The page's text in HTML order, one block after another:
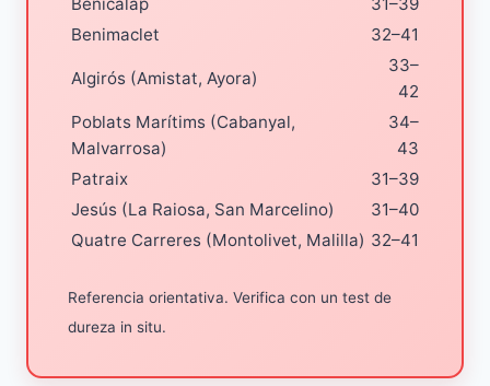
Benimaclet
32–41
Algirós (Amistat, Ayora)
33–
42
Poblats Marítims (Cabanyal,
Malvarrosa)
34–
43
Patraix
31–39
Jesús (La Raiosa, San Marcelino)
31–40
Quatre Carreres (Montolivet, Malilla) 32–41
Referencia orientativa. Verifica con un test de
dureza in situ.